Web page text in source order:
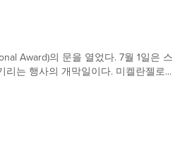
Award)의 문을 열었다. 7월 1일은 스
는 행사의 개막일이다. 미켈란젤로...